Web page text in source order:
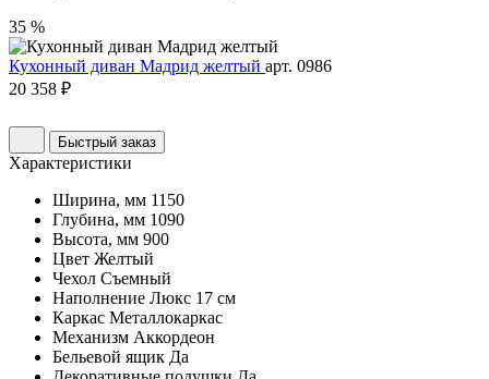
35 %
Кухонный диван Мадрид желтый арт. 0986
20 358 ₽
Быстрый заказ
Характеристики
Ширина, мм 1150
Глубина, мм 1090
Высота, мм 900
Цвет Желтый
Чехол Съемный
Наполнение Люкс 17 см
Каркас Металлокаркас
Механизм Аккордеон
Бельевой ящик Да